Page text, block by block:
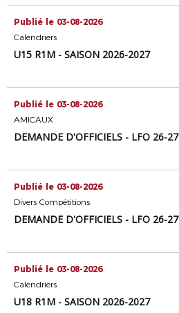
Publié le 03-08-2026
Calendriers
U15 R1M - SAISON 2026-2027
Publié le 03-08-2026
AMICAUX
DEMANDE D'OFFICIELS - LFO 26-27
Publié le 03-08-2026
Divers Compétitions
DEMANDE D'OFFICIELS - LFO 26-27
Publié le 03-08-2026
Calendriers
U18 R1M - SAISON 2026-2027